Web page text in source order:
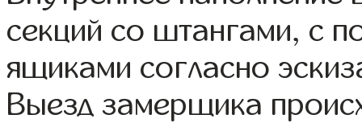
секций со штангами, с
ящиками согласно
Выезд замерщика